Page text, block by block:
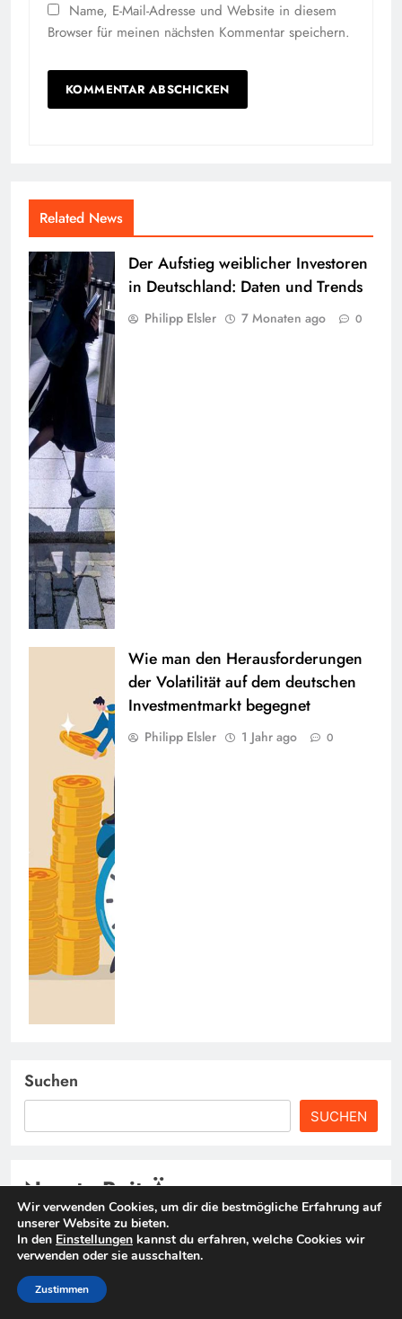
Name, E-Mail-Adresse und Website in diesem
Browser für meinen nächsten Kommentar speichern.
Related News
Der Aufstieg weiblicher Investoren
in Deutschland: Daten und Trends
Philipp Elsler 7 Monaten ago 0
Wie man den Herausforderungen
der Volatilität auf dem deutschen
Investmentmarkt begegnet
Philipp Elsler 1 Jahr ago 0
Suchen
SUCHEN
Neuste BeitrÄge
Steueroptimierung: Ein Pflichtkurs für die persönliche
Finanzplanung in Deutschland
Der Aufstieg weiblicher Investoren in Deutschland: Daten
und Trends
Wir verwenden Cookies, um dir die bestmögliche Erfahrung auf
unserer Website zu bieten.
In den Einstellungen kannst du erfahren, welche Cookies wir
verwenden oder sie ausschalten.
Zustimmen